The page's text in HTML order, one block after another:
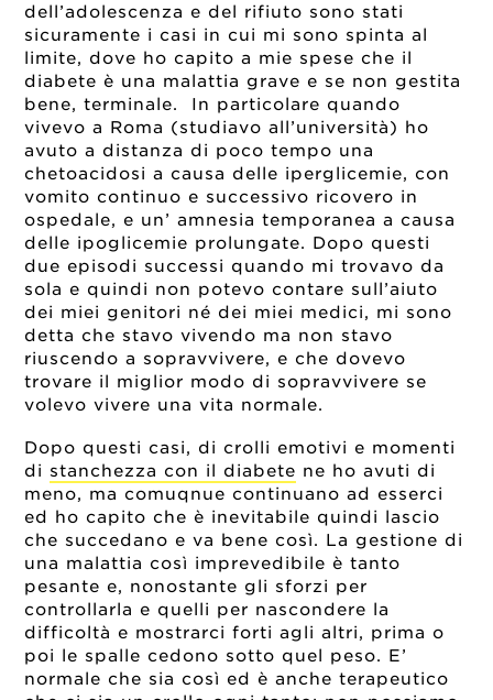
dell’adolescenza e del rifiuto sono stati
sicuramente i casi in cui mi sono spinta al
limite, dove ho capito a mie spese che il
diabete è una malattia grave e se non gestita
bene, terminale. In particolare quando
vivevo a Roma (studiavo all’università) ho
avuto a distanza di poco tempo una
chetoacidosi a causa delle iperglicemie, con
vomito continuo e successivo ricovero in
ospedale, e un’ amnesia temporanea a causa
delle ipoglicemie prolungate. Dopo questi
due episodi successi quando mi trovavo da
sola e quindi non potevo contare sull’aiuto
dei miei genitori né dei miei medici, mi sono
detta che stavo vivendo ma non stavo
riuscendo a sopravvivere, e che dovevo
trovare il miglior modo di sopravvivere se
volevo vivere una vita normale.
Dopo questi casi, di crolli emotivi e momenti
di stanchezza con il diabete ne ho avuti di
meno, ma comuqnue continuano ad esserci
ed ho capito che è inevitabile quindi lascio
che succedano e va bene così. La gestione di
una malattia così imprevedibile è tanto
pesante e, nonostante gli sforzi per
controllarla e quelli per nascondere la
difficoltà e mostrarci forti agli altri, prima o
poi le spalle cedono sotto quel peso. E’
normale che sia così ed è anche terapeutico